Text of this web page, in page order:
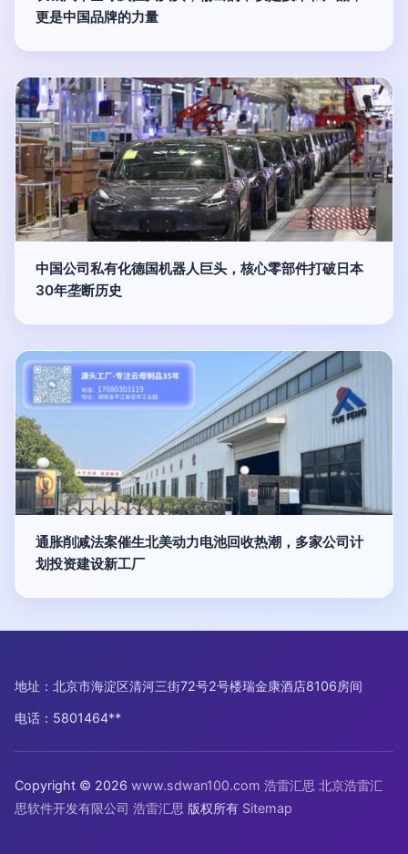
更是中国品牌的力量
中国公司私有化德国机器人巨头，核心零部件打破日本
30年垄断历史
通胀削减法案催生北美动力电池回收热潮，多家公司计
划投资建设新工厂
地址：北京市海淀区清河三街72号2号楼瑞金康酒店8106房间
电话：5801464**
Copyright © 2026 www.sdwan100.com 浩雷汇思 北京浩雷汇
思软件开发有限公司 浩雷汇思 版权所有 Sitemap